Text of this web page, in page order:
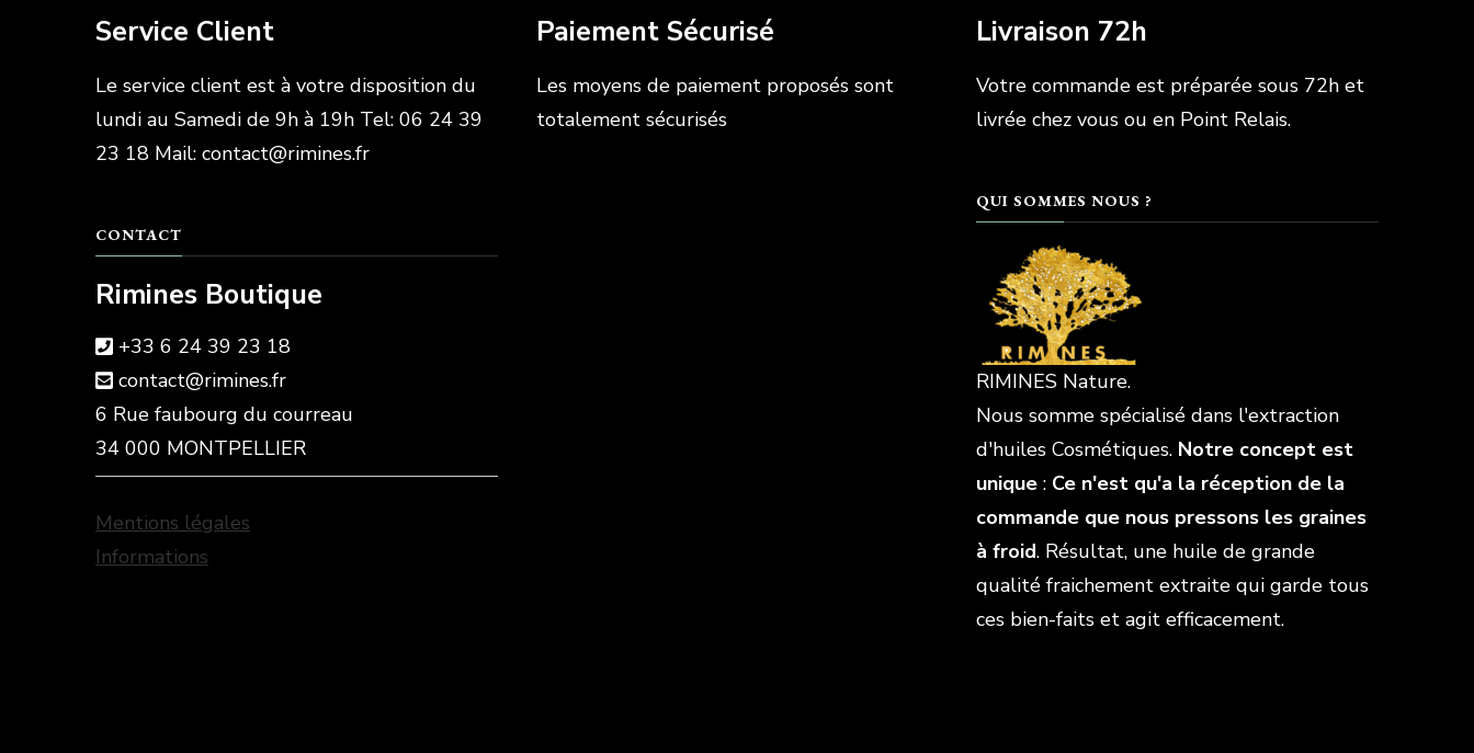
Service Client
Le service client est à votre disposition du
lundi au Samedi de 9h à 19h Tel: 06 24 39
23 18 Mail: contact@rimines.fr
CONTACT
Rimines Boutique
+33 6 24 39 23 18
contact@rimines.fr
6 Rue faubourg du courreau
34 000 MONTPELLIER
Mentions légales
Informations
Paiement Sécurisé
Les moyens de paiement proposés sont
totalement sécurisés
Livraison 72h
Votre commande est préparée sous 72h et
livrée chez vous ou en Point Relais.
QUI SOMMES NOUS ?
RIMINES Nature.
Nous somme spécialisé dans l'extraction
d'huiles Cosmétiques. Notre concept est
unique : Ce n'est qu'a la réception de la
commande que nous pressons les graines
à froid. Résultat, une huile de grande
qualité fraichement extraite qui garde tous
ces bien-faits et agit efficacement.